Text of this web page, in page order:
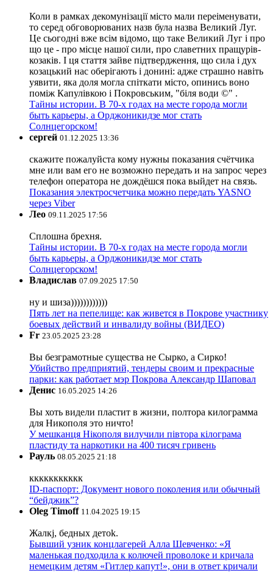
Коли в рамках декомунізації місто мали переіменувати,
то серед обговорюваних назв була назва Великий Луг.
Це сьогодні вже всім відомо, що таке Великий Луг і про
що це - про місце нашої сили, про славетних пращурів-
козаків. І ця стаття зайве підтвердження, що сила і дух
козацький нас оберігають і донині: адже страшно навіть
уявити, яка доля могла спіткати місто, опинись воно
поміж Капулівкою і Покровським, "біля води ©" .
Тайны истории. В 70-х годах на месте города могли
быть карьеры, а Орджоникидзе мог стать
Солнцегорском!
сергей 01.12.2025 13:36
скажите пожалуйста кому нужны показания счётчика
мне или вам его не возможно передать и на запрос через
телефон оператора не дождёшся пока выйдет на связь.
Показания электросчетчика можно передать YASNO
через Viber
Лео 09.11.2025 17:56
Сплошна брехня.
Тайны истории. В 70-х годах на месте города могли
быть карьеры, а Орджоникидзе мог стать
Солнцегорском!
Владислав 07.09.2025 17:50
ну и шиза))))))))))))
Пять лет на пепелище: как живется в Покрове участнику
боевых действий и инвалиду войны (ВИДЕО)
Fr 23.05.2025 23:28
Вы безграмотные существа не Сырко, а Сирко!
Убийство предприятий, тендеры своим и прекрасные
парки: как работает мэр Покрова Александр Шаповал
Денис 16.05.2025 14:26
Вы хоть видели пластит в жизни, полтора килограмма
для Никополя это ничто!
У мешканця Нікополя вилучили півтора кілограма
пластиду та наркотики на 400 тисяч гривень
Рауль 08.05.2025 21:18
ккккккккккк
ID-паспорт: Документ нового поколения или обычный
“бейджик”?
Oleg Timoff 11.04.2025 19:15
Жалкj, бедных детok.
Бывший узник концлагерей Алла Шевченко: «Я
маленькая подходила к колючей проволоке и кричала
немецким детям «Гитлер капут!», они в ответ кричали